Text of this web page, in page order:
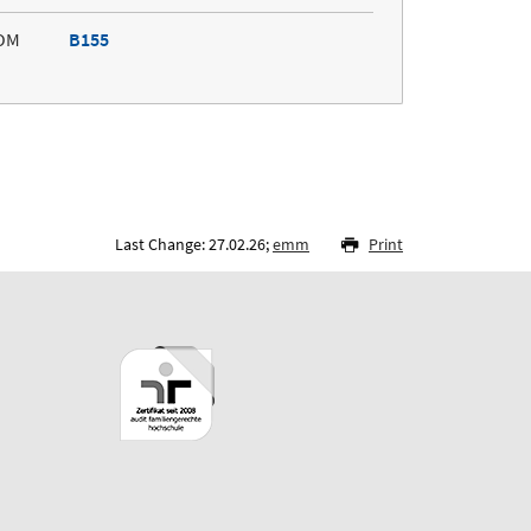
B155
Last Change: 27.02.26;emm Print